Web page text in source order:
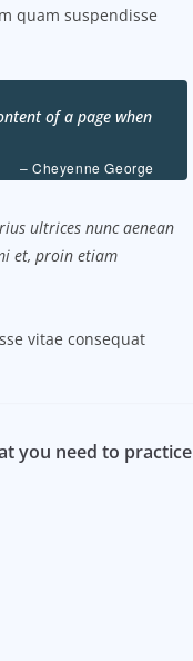
quam suspendisse
of a page when
– Cheyenne George
ultrices nunc aenean
et, proin etiam
vitae consequat
you need to practice